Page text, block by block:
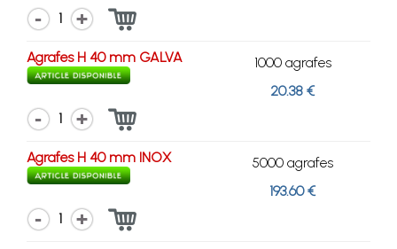
1
Agrafes H 40 mm GALVA
1000 agrafes
20.38 €
1
Agrafes H 40 mm INOX
5000 agrafes
193.60 €
1